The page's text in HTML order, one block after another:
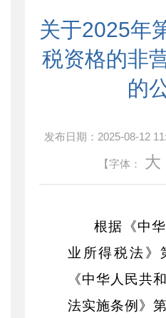
关于2025年
税资格的非
的
发布日期： 2025-08-12
【字体： 大
根据《中
业所得税法》
《中华人民共
法实施条例》